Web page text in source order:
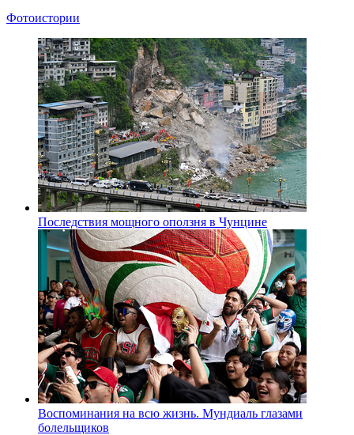
Фотоистории
Последствия мощного оползня в Чунцине
Воспоминания на всю жизнь. Мундиаль глазами
болельщиков